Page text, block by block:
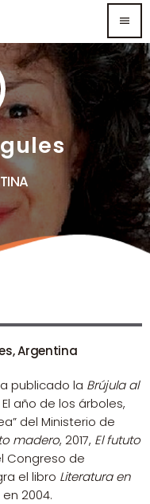
menu
Argentina
publicado la Brújula al
año de los árboles,
del Ministerio de
madero, 2017, El fututo
Congreso de
el libro Literatura en
2004.